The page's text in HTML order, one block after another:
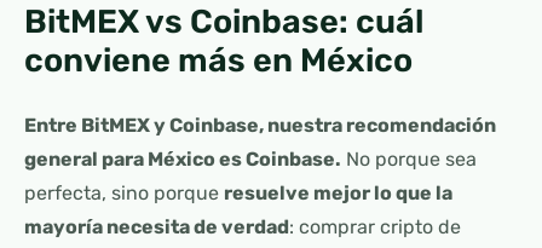
BitMEX vs Coinbase: cuál
conviene más en México
Entre BitMEX y Coinbase, nuestra recomendación
general para México es Coinbase. No porque sea
perfecta, sino porque resuelve mejor lo que la
mayoría necesita de verdad: comprar cripto de